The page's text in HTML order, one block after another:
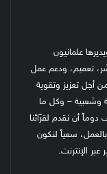
علمانيون
تعميم، ودعم عمل
أجل تعزيز وتقوية
وشعبية – وكل ما
دوماً أن نقدم لقرّائنا
سعياً لنكون
الإنترنت.